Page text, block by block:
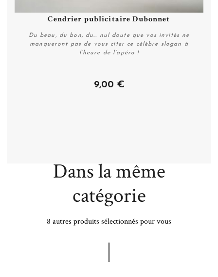
Cendrier publicitaire Dubonnet
Du beau, du bon, du… nul doute que vos invités ne
manqueront pas de vous citer ce célèbre slogan à
l’heure de l’apéro !
9,00 €
Dans la même
catégorie
8 autres produits sélectionnés pour vous